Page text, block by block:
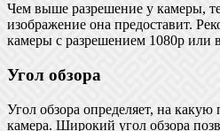
Чем выше разрешение у камеры,
изображение она предоставит.
камеры с разрешением 1080p или
Угол обзора
Угол обзора определяет, на какую
камера. Широкий угол обзора